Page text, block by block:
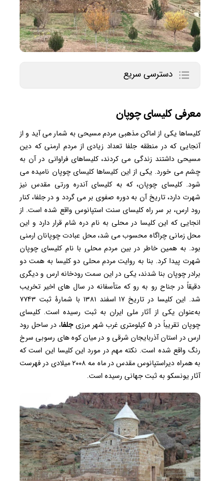
دسترسی سریع
معرفی کلیسای چوپان
کلیساها یکی از اماکن مذهبی مردم مسیحی به شمار می آید و از
آنجایی که در منطقه جلفا تعداد زیادی از مردم ارمنی که دین
مسیحی داشتند زندگی می کردند، کلیساهای فراوانی در آن به
چشم می خورد. یکی از این کلیساها کلیسای چوپان نامیده می
شود. کلیسای چوپان، که به کلیسای آندره ورتی مقدس نیز
شهرت دارد، تاریخ آن به دوره صفوی بر می گردد و در جلفا، کنار
رود ارس، بر سر راه کلیسای سنت استپانوس واقع شده است. از
انجایی که این کلیسا در محلی به نام دره شام قرار دارد و این
محل زمانی چراگاه محسوب می شد، محل عبادت چوپانان ارمنی
بود. به همین خاطر در بین مردم محلی با نام کلیسای چوپان
شهرت پیدا کرد. بنا به روایت مردم محلی دو کلیسا به همت دو
برادر چوپان بنا شدند، یکی در این سمت رودخانه ارس و دیگری
دقیقاً در جناح رو به رو که متأسفانه در سال های اخیر تخریب
شد. این کلیسا در تاریخ ۱۷ اسفند ۱۳۸۱ با شمارهٔ ثبت ۷۷۴۳
به‌عنوان یکی از آثار ملی ایران به ثبت رسیده ‌است. کلیسای
چوپان تقریباً در ۵ کیلومتری غرب شهر مرزی
جلفا، در ساحل رود
ارس در استان آذربایجان شرقی و در میان کوه‌ های رسوبی سرخ
رنگ واقع شده است. نکته مهم در مورد این کلیسا این است که
به همراه دیراستپانوس مقدس در ماه مه ۲۰۰۸ میلادی در فهرست
آثار یونسکو به ثبت جهانی رسیده است.